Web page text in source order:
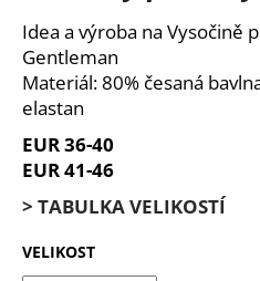
0,0
z
5
hvězdiček.
Idea a výroba na Vysočině
Gentleman
Materiál: 80% česaná
elastan
EUR 36-40
EUR 41-46
> TABULKA VELIKOSTÍ
VELIKOST
a
j
í
t
?